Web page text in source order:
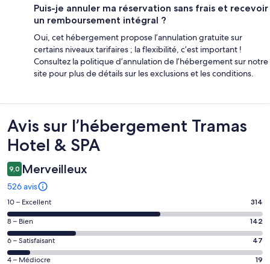
Puis-je annuler ma réservation sans frais et recevoir
un remboursement intégral ?
Oui, cet hébergement propose l’annulation gratuite sur
certains niveaux tarifaires ; la flexibilité, c’est important !
Consultez la politique d’annulation de l’hébergement sur notre
site pour plus de détails sur les exclusions et les conditions.
Avis
Avis sur l’hébergement Tramas
Hotel & SPA
9,0 Merveilleux
526 avis
Note
des
voyageurs
de 10
(Excellent),
10 – Excellent 314
Note
des
voyageurs
de 8
8 – Bien 142
Note
des
6 – Satisfaisant 47
Note
4 – Médiocre 19